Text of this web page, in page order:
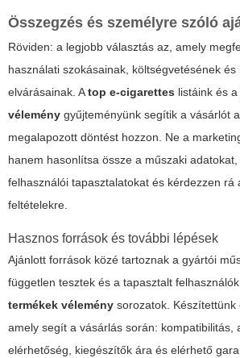
Összegzés és személyre szóló
Röviden: a legjobb választás az, amely
használati szokásainak, költségvetésének és
elvárásainak. Atop e-cigarettes listáink és a
vélemény gyűjteményünk segítik a vásárlót
megalapozott döntést hozzon. Ne a
hanem hasonlítsa össze a műszaki
felhasználói tapasztalatokat és kérdezzen rá
feltételekre.
Hasznos források és további lépések
Ajánlott források közé tartoznak a gyártói
független tesztek és a tapasztalt
termékek vélemény sorozatok. Készítettünk
amely segít a vásárlás során: kompatibilitás,
elérhetőség, kiegészítők ára és elérhető